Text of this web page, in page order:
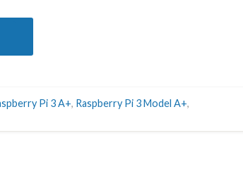
Pi 3 A+, Raspberry Pi 3 Model A+,